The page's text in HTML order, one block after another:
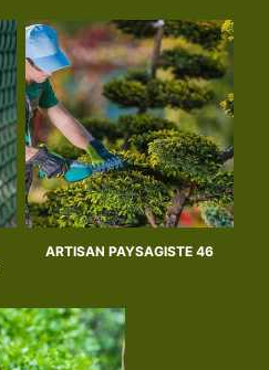
ARTISAN PAYSAGISTE 46